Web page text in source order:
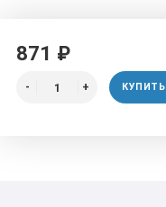
871 ₽
КУПИТЬ